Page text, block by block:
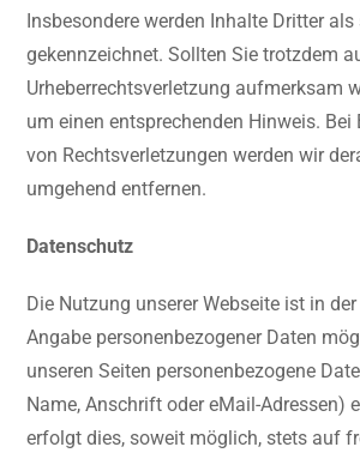
Insbesondere werden Inhalte Dritter als
gekennzeichnet. Sollten Sie trotzdem
Urheberrechtsverletzung aufmerksam
um einen entsprechenden Hinweis. Bei
von Rechtsverletzungen werden wir
umgehend entfernen.
Datenschutz
Die Nutzung unserer Webseite ist in
Angabe personenbezogener Daten
unseren Seiten personenbezogene
Name, Anschrift oder eMail-Adressen)
erfolgt dies, soweit möglich, stets auf